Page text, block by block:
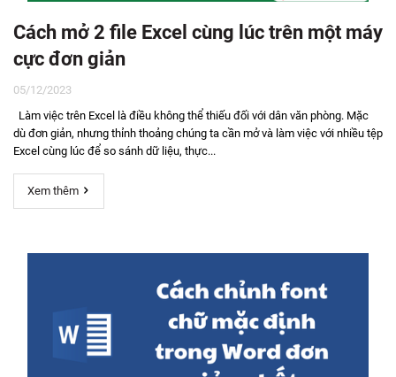
Cách mở 2 file Excel cùng lúc trên một máy
cực đơn giản
05/12/2023
Làm việc trên Excel là điều không thể thiếu đối với dân văn phòng. Mặc
dù đơn giản, nhưng thỉnh thoảng chúng ta cần mở và làm việc với nhiều tệp
Excel cùng lúc để so sánh dữ liệu, thực...
Xem thêm